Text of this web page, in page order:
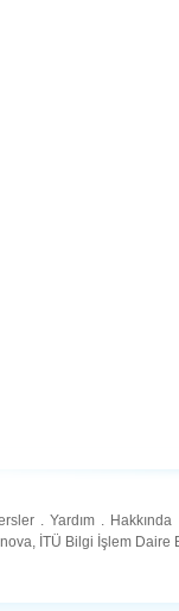
. Yardım . Hakkında
İTÜ Bilgi İşlem Daire